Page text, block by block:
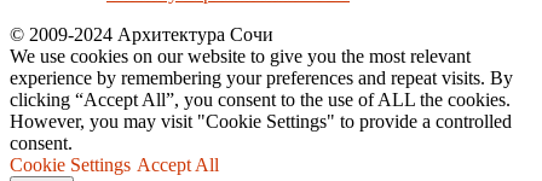
© 2009-2024 Архитектура Сочи
We use cookies on our website to give you the most relevant
experience by remembering your preferences and repeat visits. By
clicking “Accept All”, you consent to the use of ALL the cookies.
However, you may visit "Cookie Settings" to provide a controlled
consent.
Cookie Settings Accept All